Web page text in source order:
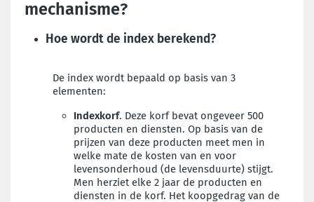
mechanisme?
Hoe wordt de index berekend?
De index wordt bepaald op basis van 3
elementen:
Indexkorf. Deze korf bevat ongeveer 500
producten en diensten. Op basis van de
prijzen van deze producten meet men in
welke mate de kosten van en voor
levensonderhoud (de levensduurte) stijgt.
Men herziet elke 2 jaar de producten en
diensten in de korf. Het koopgedrag van de